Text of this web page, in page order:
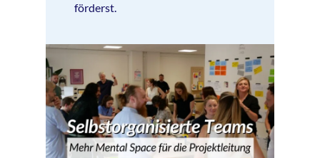
förderst.